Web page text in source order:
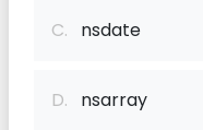
C. nsdate
D. nsarray